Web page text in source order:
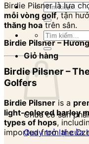
Tìm
kiếm:
Tìm
kiếm:
Giỏ hàng
Chưa có sản
Quay trở lại cửa
Birdie Pilsner là lựa
mỗi vòng golf, tận
thăng hoa trên sân.
Birdie Pilsner –
Birdie Pilsner –
Golfers
Birdie Pilsneris a
light-colored barley
types of hops,
imported from the